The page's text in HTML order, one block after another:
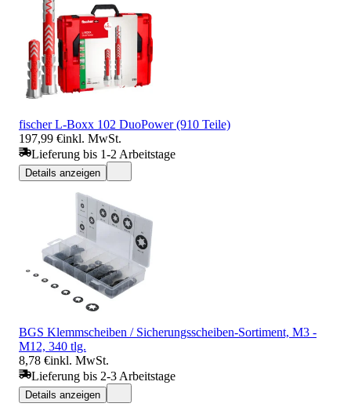
fischer L-Boxx 102 DuoPower (910 Teile)
197,99 €inkl. MwSt.
Lieferung bis 1-2 Arbeitstage
Details anzeigen
BGS Klemmscheiben / Sicherungsscheiben-Sortiment, M3 -
M12, 340 tlg.
8,78 €inkl. MwSt.
Lieferung bis 2-3 Arbeitstage
Details anzeigen